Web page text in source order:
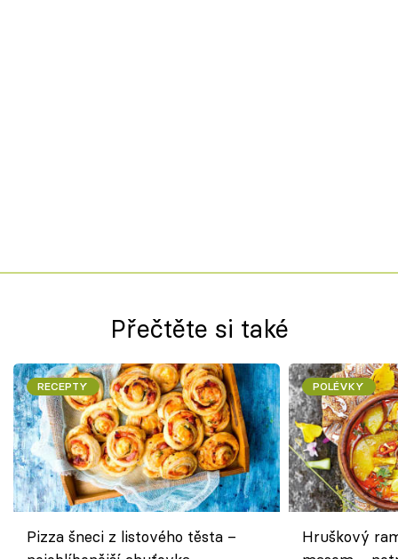
Přečtěte si také
RECEPTY
Pizza šneci z listového těsta –
POLÉVKY
Hruškový